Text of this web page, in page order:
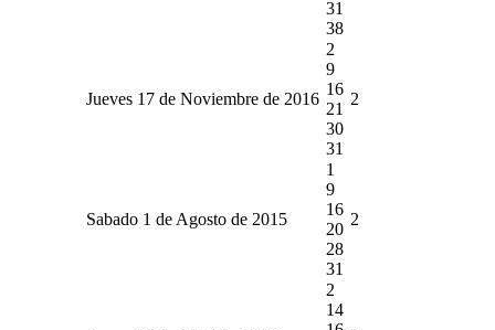
31
38
Jueves 17 de Noviembre de 2016
2
9
16
21
30
31
2
Sabado 1 de Agosto de 2015
1
9
16
20
28
31
2
2
14